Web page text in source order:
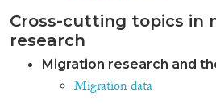
Cross-cutting topics in
research
Migration research and
Migration data